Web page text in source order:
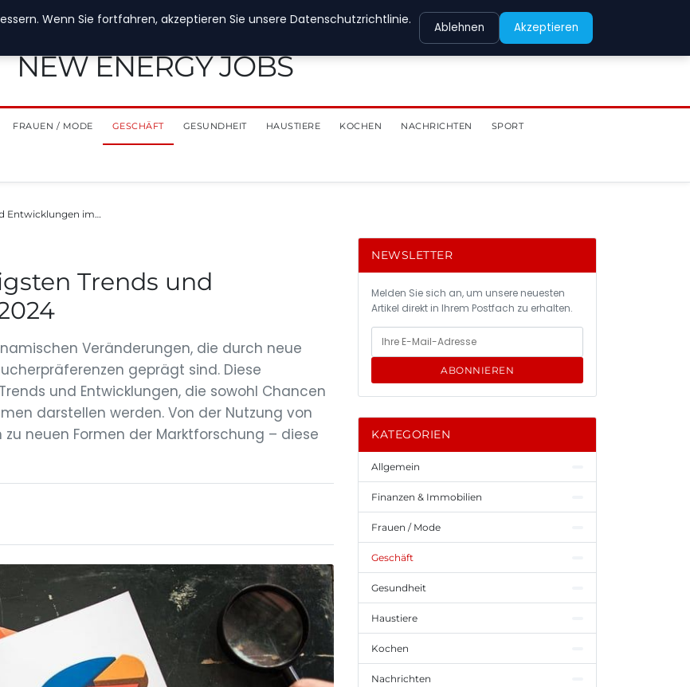
NEW ENERGY JOBS
FRAUEN / MODE GESCHÄFT GESUNDHEIT HAUSTIERE KOCHEN NACHRICHTEN SPORT
Entwicklungen im…
Trends und
Veränderungen, die durch neue
geprägt sind. Diese
und Entwicklungen, die sowohl Chancen
darstellen werden. Von der Nutzung von
neuen Formen der Marktforschung – diese
NEWSLETTER
Melden Sie sich an, um unsere neuesten
Artikel direkt in Ihrem Postfach zu erhalten.
ABONNIEREN
KATEGORIEN
Allgemein
Finanzen & Immobilien
Frauen / Mode
Geschäft
Gesundheit
Haustiere
Kochen
Nachrichten
Wenn Sie fortfahren, akzeptieren Sie unsere Datenschutzrichtlinie.
Ablehnen Akzeptieren